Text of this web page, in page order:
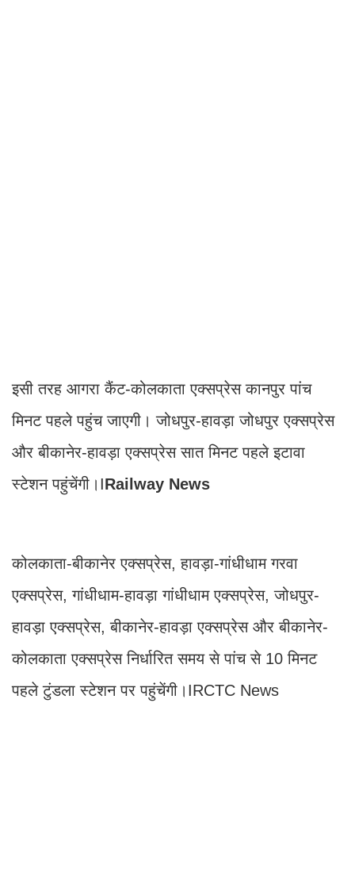
इसी तरह आगरा कैंट-कोलकाता एक्सप्रेस कानपुर पांच
मिनट पहले पहुंच जाएगी। जोधपुर-हावड़ा जोधपुर एक्सप्रेस
और बीकानेर-हावड़ा एक्सप्रेस सात मिनट पहले इटावा
स्टेशन पहुंचेंगी।IRailway News
कोलकाता-बीकानेर एक्सप्रेस, हावड़ा-गांधीधाम गरवा
एक्सप्रेस, गांधीधाम-हावड़ा गांधीधाम एक्सप्रेस, जोधपुर-
हावड़ा एक्सप्रेस, बीकानेर-हावड़ा एक्सप्रेस और बीकानेर-
कोलकाता एक्सप्रेस निर्धारित समय से पांच से 10 मिनट
पहले टुंडला स्टेशन पर पहुंचेंगी।IRCTC News